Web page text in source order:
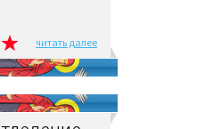
читать далее